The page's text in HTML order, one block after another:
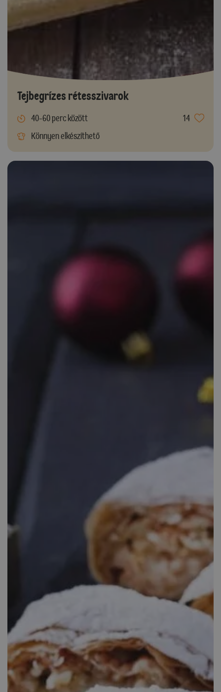
Tejbegrízes rétesszivarok
40-60 perc között
14
Könnyen elkészíthető